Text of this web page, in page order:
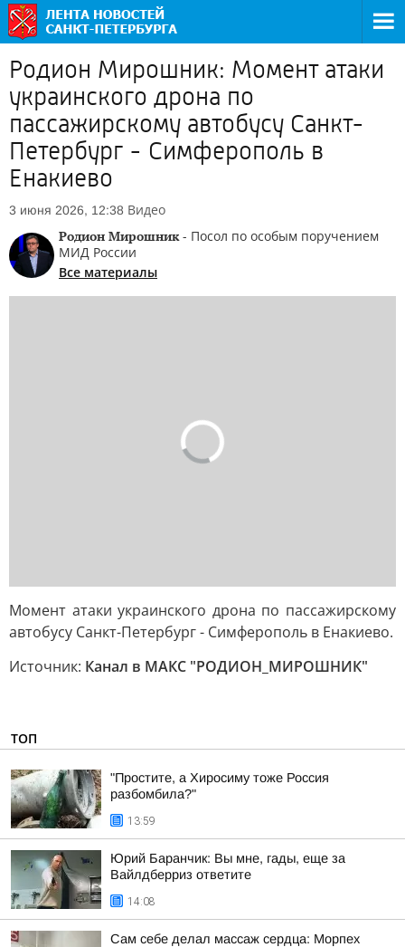
Родион Мирошник: Момент атаки
украинского дрона по
пассажирскому автобусу Санкт-
Петербург - Симферополь в
Енакиево
3 июня 2026, 12:38 Видео
Родион Мирошник- Посол по особым поручением
МИД России
Все материалы
Момент атаки украинского дрона по пассажирскому
автобусу Санкт-Петербург - Симферополь в Енакиево.
Источник: Канал в МАКС "РОДИОН_МИРОШНИК"
ТОП
"Простите, а Хиросиму тоже Россия
разбомбила?"
13:59
Юрий Баранчик: Вы мне, гады, еще за
Вайлдберриз ответите
14:08
Сам себе делал массаж сердца: Морпех